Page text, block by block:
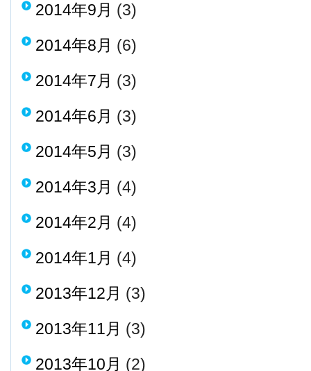
2014年9月 (3)
2014年8月 (6)
2014年7月 (3)
2014年6月 (3)
2014年5月 (3)
2014年3月 (4)
2014年2月 (4)
2014年1月 (4)
2013年12月 (3)
2013年11月 (3)
2013年10月 (2)